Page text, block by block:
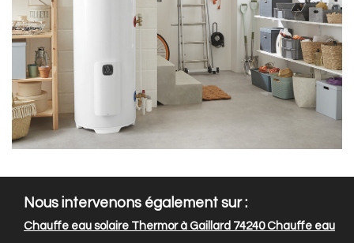
Nous intervenons également sur :
Chauffe eau solaire Thermor à Gaillard 74240Chauffe eau